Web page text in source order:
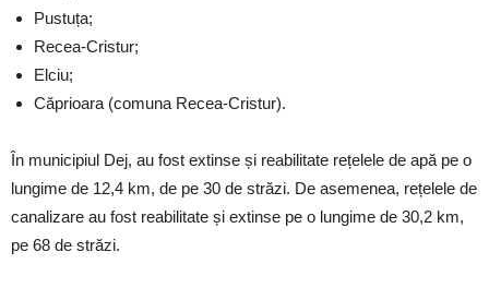
Pustuța;
Recea-Cristur;
Elciu;
Căprioara (comuna Recea-Cristur).
În municipiul Dej, au fost extinse și reabilitate rețelele de apă pe o
lungime de 12,4 km, de pe 30 de străzi. De asemenea, rețelele de
canalizare au fost reabilitate și extinse pe o lungime de 30,2 km,
pe 68 de străzi.